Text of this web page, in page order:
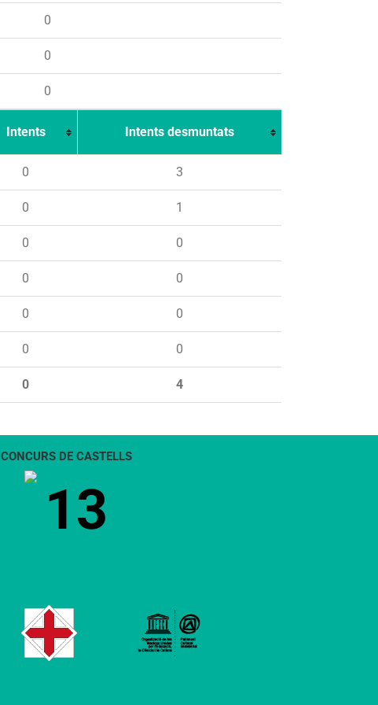
0
0
0
Intents Intents desmuntats
0 4
0 3
0 1
0 0
0 0
0 0
0 0
CONCURS DE CASTELLS
13